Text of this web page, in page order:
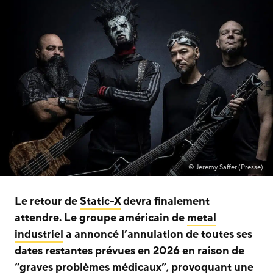
© Jeremy Saffer (Presse)
Le retour deStatic-Xdevra finalement
attendre. Le groupe américain de metal
industriel a annoncé l’annulation de toutes ses
dates restantes prévues en 2026 en raison de
“graves problèmes médicaux”, provoquant une